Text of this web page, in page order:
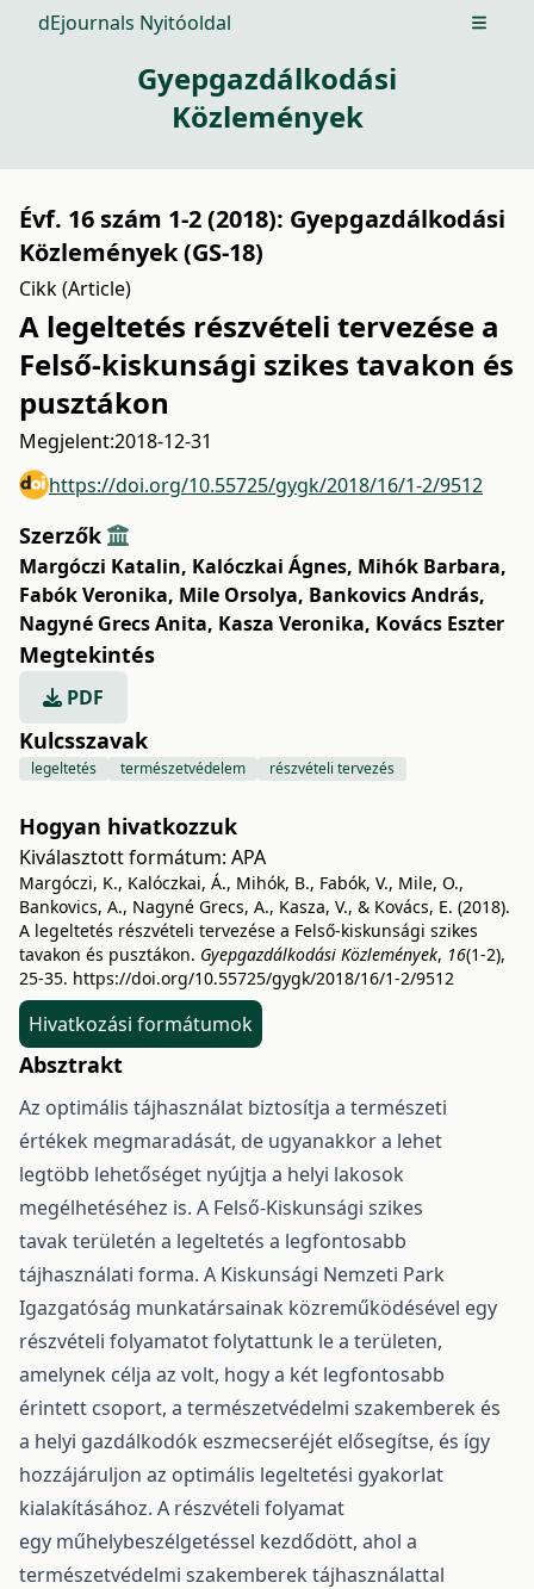
dEjournals Nyitóoldal Open
Gyepgazdálkodási
Közlemények
Évf. 16 szám 1-2 (2018): Gyepgazdálkodási
Közlemények (GS-18)
Cikk (Article)
A legeltetés részvételi tervezése a
Felső-kiskunsági szikes tavakon és
pusztákon
Megjelent:2018-12-31
https://doi.org/10.55725/gygk/2018/16/1-2/9512
Szerzők
Margóczi Katalin, Kalóczkai Ágnes, Mihók Barbara,
Fabók Veronika, Mile Orsolya, Bankovics András,
Nagyné Grecs Anita, Kasza Veronika, Kovács Eszter
Megtekintés
PDF
Kulcsszavak
legeltetés természetvédelem részvételi tervezés
Hogyan hivatkozzuk
Kiválasztott formátum: APA
Margóczi, K., Kalóczkai, Á., Mihók, B., Fabók, V., Mile, O.,
Bankovics, A., Nagyné Grecs, A., Kasza, V., & Kovács, E. (2018).
A legeltetés részvételi tervezése a Felső-kiskunsági szikes
tavakon és pusztákon. Gyepgazdálkodási Közlemények, 16(1-2),
25-35. https://doi.org/10.55725/gygk/2018/16/1-2/9512
Hivatkozási formátumok
Absztrakt
Az optimális tájhasználat biztosítja a természeti
értékek megmaradását, de ugyanakkor a lehet
legtöbb lehetőséget nyújtja a helyi lakosok
megélhetéséhez is. A Felső-Kiskunsági szikes
tavak területén a legeltetés a legfontosabb
tájhasználati forma. A Kiskunsági Nemzeti Park
Igazgatóság munkatársainak közreműködésével egy
részvételi folyamatot folytattunk le a területen,
amelynek célja az volt, hogy a két legfontosabb
érintett csoport, a természetvédelmi szakemberek és
a helyi gazdálkodók eszmecseréjét elősegítse, és így
hozzájáruljon az optimális legeltetési gyakorlat
kialakításához. A részvételi folyamat
egy műhelybeszélgetéssel kezdődött, ahol a
természetvédelmi szakemberek tájhasználattal